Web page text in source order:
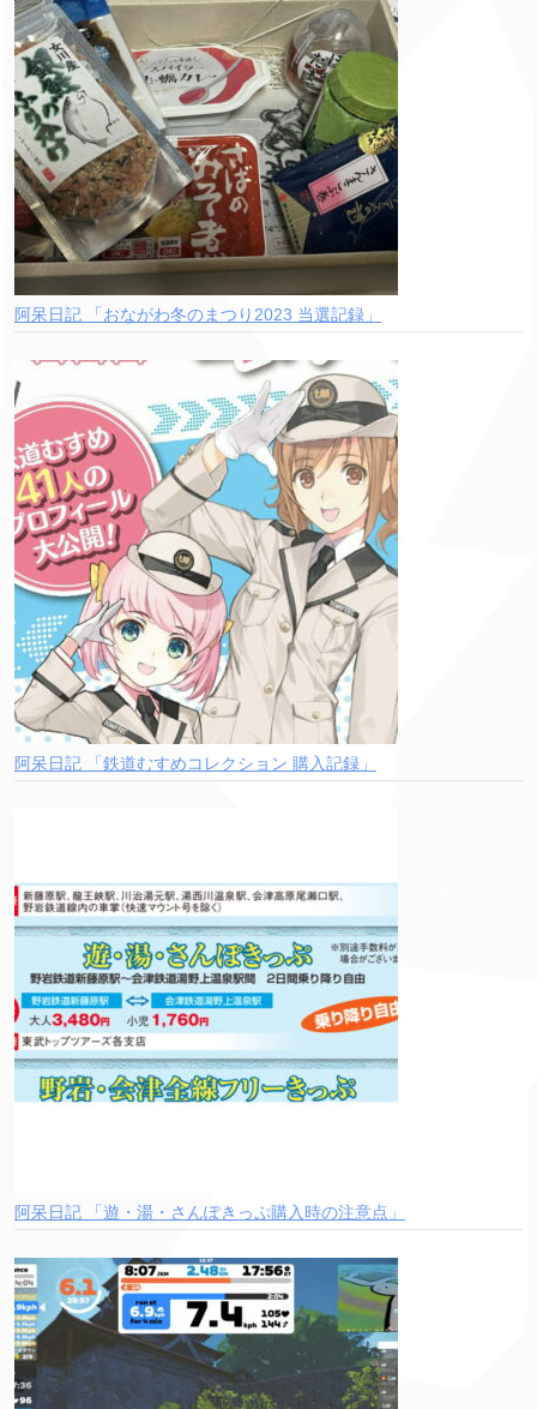
阿呆日記 「おながわ冬のまつり2023 当選記録」
阿呆日記 「鉄道むすめコレクション 購入記録」
阿呆日記 「遊・湯・さんぽきっぷ購入時の注意点」